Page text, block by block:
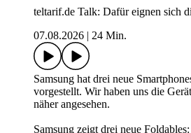
teltarif.de Talk: Dafür eignen sich
07.08.2026
24 Min.
Samsung hat drei neue
vorgestellt. Wir haben uns die
näher angesehen.
Samsung zeigt drei neue